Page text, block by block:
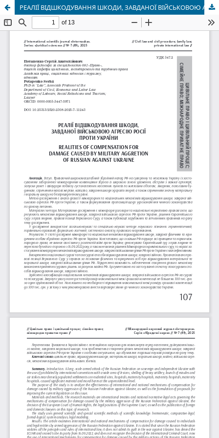
РЕАЛІЇ ВІДШКОДУВАННЯ ШКОДИ, ЗАВДАНОЇ ВІЙСЬКОВОЮ АГРЕСІЮ РОСІЇ ПРОТИ УКРАЇНИ